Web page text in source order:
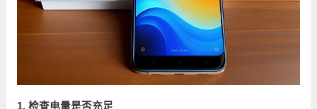
1. 检查电量是否充足